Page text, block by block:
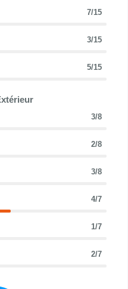
7/15
3/15
5/15
3/8
2/8
3/8
4/7
1/7
2/7